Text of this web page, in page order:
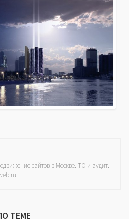
сайтов в Москве. ТО и аудит.
ТЕМЕ